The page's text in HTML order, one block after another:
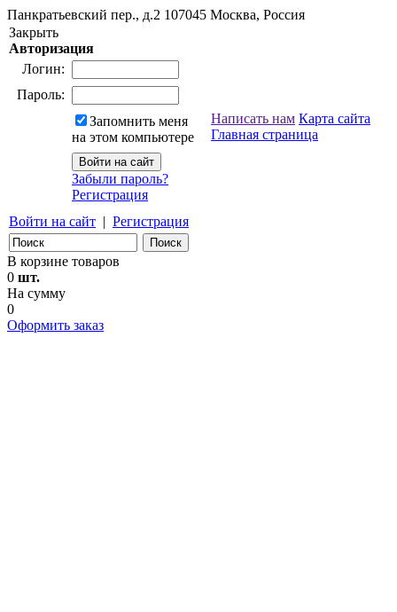
Панкратьевский пер., д.2 107045 Москва, Россия
Закрыть
Авторизация
Логин:
Пароль:
Запомнить меня
на этом компьютере
Забыли пароль?
Регистрация
Войти на сайт | Регистрация
Написать нам Карта сайта
Главная страница
В корзине товаров
0 шт.
На сумму
0
Оформить заказ